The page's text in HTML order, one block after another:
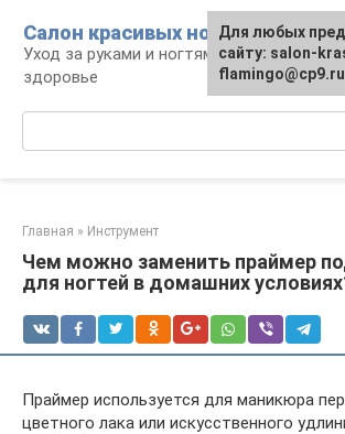
контенту
Салон красивых ноготков
Уход за руками и ногтями, красота и
здоровье
Главная » Инструмент
Чем можно заменить праймер
для ногтей в домашних
Праймер используется для маникюра
цветного лака или искусственного
Для любых
сайту: salon-
flamingo@cp9.ru